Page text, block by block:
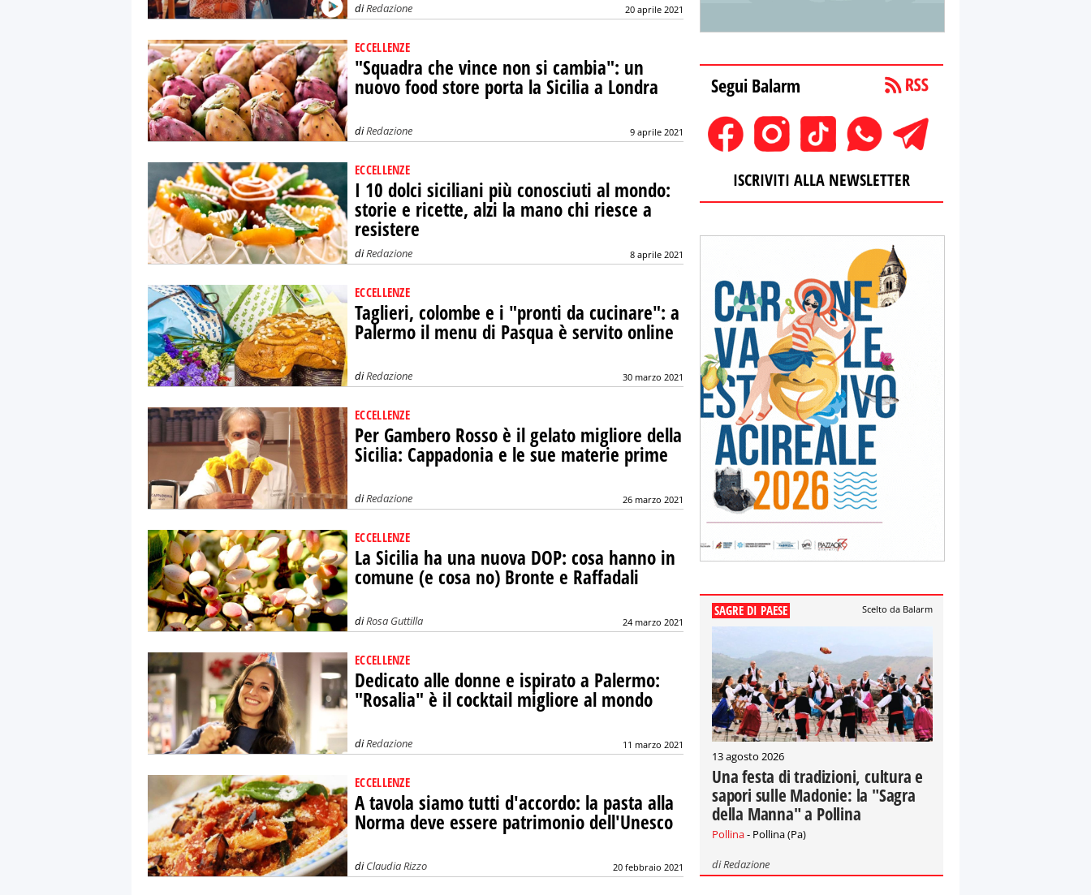
diRedazione 20 aprile 2021
ECCELLENZE
"Squadra che vince non si cambia": un
nuovo food store porta la Sicilia a Londra
diRedazione 9 aprile 2021
ECCELLENZE
I 10 dolci siciliani più conosciuti al mondo:
storie e ricette, alzi la mano chi riesce a
resistere
diRedazione 8 aprile 2021
ECCELLENZE
Taglieri, colombe e i "pronti da cucinare": a
Palermo il menu di Pasqua è servito online
diRedazione 30 marzo 2021
ECCELLENZE
Per Gambero Rosso è il gelato migliore della
Sicilia: Cappadonia e le sue materie prime
diRedazione 26 marzo 2021
ECCELLENZE
La Sicilia ha una nuova DOP: cosa hanno in
comune (e cosa no) Bronte e Raffadali
diRosa Guttilla 24 marzo 2021
ECCELLENZE
Dedicato alle donne e ispirato a Palermo:
"Rosalia" è il cocktail migliore al mondo
diRedazione 11 marzo 2021
ECCELLENZE
A tavola siamo tutti d'accordo: la pasta alla
Norma deve essere patrimonio dell'Unesco
diClaudia Rizzo 20 febbraio 2021
Segui Balarm
ISCRIVITI ALLA NEWSLETTER
SAGRE DI PAESE Scelto da Balarm
13 agosto 2026
Una festa di tradizioni, cultura e
sapori sulle Madonie: la "Sagra
della Manna" a Pollina
Pollina- Pollina (Pa)
diRedazione